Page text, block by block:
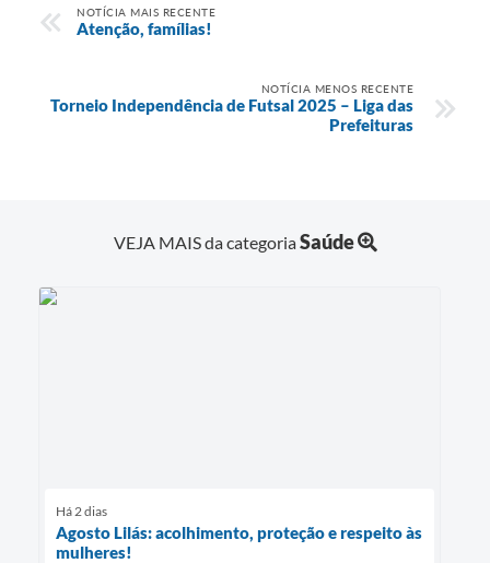
NOTÍCIA MAIS RECENTE
Atenção, famílias!
NOTÍCIA MENOS RECENTE
Torneio Independência de Futsal 2025 – Liga das
Prefeituras
VEJA MAIS da categoriaSaúde
Há 2 dias
Agosto Lilás: acolhimento, proteção e respeito às
mulheres!